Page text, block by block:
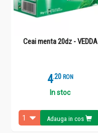
Ceai menta 20dz - VEDDA
4.2 RON
In stoc
Adauga in cos